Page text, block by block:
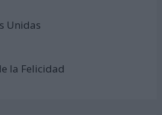
Unidas
la Felicidad